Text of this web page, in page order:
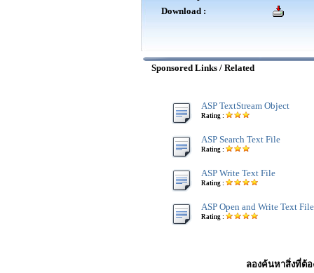
Download :
Sponsored Links / Related
ASP TextStream Object
Rating :
ASP Search Text File
Rating :
ASP Write Text File
Rating :
ASP Open and Write Text File
Rating :
ลองค้นหาสิ่งที่ต้อ